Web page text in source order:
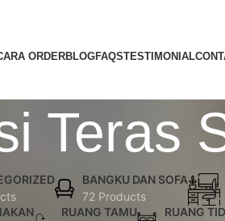
ORDERBLOGFAQSTESTIMONIAL
Teras
BANGKU DAN SOFA
72 Products
RUANG TAMU
RUANG